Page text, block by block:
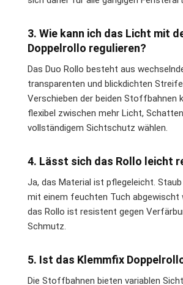
3. Wie kann ich das Licht mit
Doppelrollo regulieren?
Das Duo Rollo besteht aus
transparenten und blickdichten
Verschieben der beiden Stoffbahnen
flexibel zwischen mehr Licht,
vollständigem Sichtschutz wählen.
4. Lässt sich das Rollo leicht
Ja, das Material ist pflegeleicht.
mit einem feuchten Tuch abgewischt
das Rollo ist resistent gegen
Schmutz.
5. Ist das Klemmfix
Die Stoffbahnen bieten variablen